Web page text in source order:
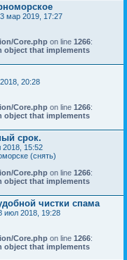
мар 2019, 17:27
Core.php on line 1266:
object that implements
20:28
Core.php on line 1266:
object that implements
срок.
2018, 15:52
(снять)
Core.php on line 1266:
object that implements
чистки спама
июл 2018, 19:28
Core.php on line 1266:
object that implements